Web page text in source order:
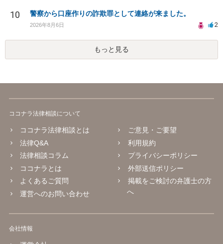
10 警察から口座作りの詐欺罪として連絡が来ました。
2026年8月6日 2
もっと見る
ココナラ法律相談について
ココナラ法律相談とは
法律Q&A
法律相談コラム
ココナラとは
よくあるご質問
運営へのお問い合わせ
ご意見・ご要望
利用規約
プライバシーポリシー
外部送信ポリシー
掲載をご検討の弁護士の方
へ
会社情報